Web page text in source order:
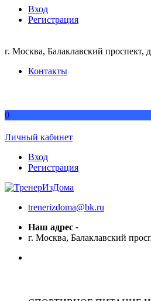
Вход
Регистрация
г. Москва, Балаклавский
Контакты
0
Личный кабинет
Вход
Регистрация
trenerizdoma@bk.ru
Наш адрес -
г. Москва, Балаклавский